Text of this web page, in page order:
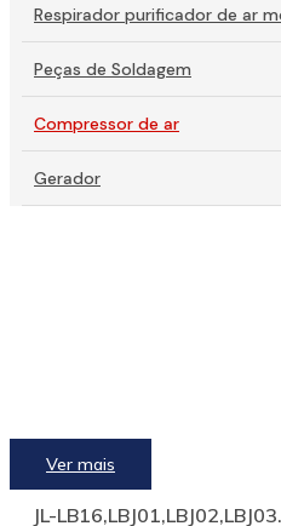
Respirador purificador de ar
Peças de Soldagem
Compressor de ar
Gerador
Ver mais
JL-